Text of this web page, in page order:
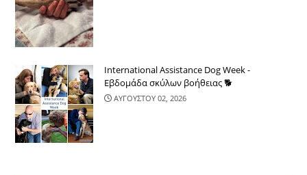
International Assistance Dog Week -
Εβδομάδα σκύλων βοήθειας 🐕
ΑΥΓΟΥΣΤΟΥ 02, 2026